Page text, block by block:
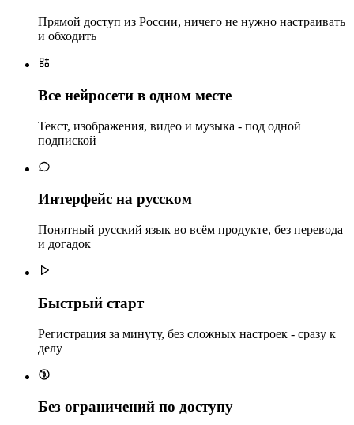
Прямой доступ из России, ничего не нужно настраивать
и обходить
Все нейросети в одном месте
Текст, изображения, видео и музыка - под одной
подпиской
Интерфейс на русском
Понятный русский язык во всём продукте, без перевода
и догадок
Быстрый старт
Регистрация за минуту, без сложных настроек - сразу к
делу
Без ограничений по доступу